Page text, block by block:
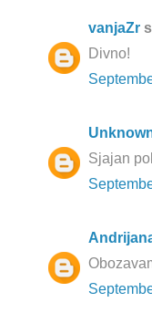
vanjaZr
Divno!
Sjajan